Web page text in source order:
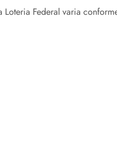
Federal varia